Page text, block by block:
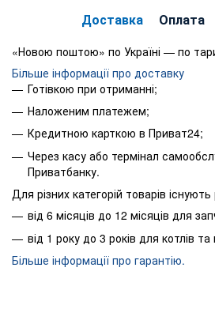
Доставка Оплата
«Новою поштою» по Україні — по
Більше інформації про доставку
Готівкою при отриманні;
Наложеним платежем;
Кредитною карткою в Приват24;
Через касу або термінал
Приватбанку.
Для різних категорій товарів існують
від 6 місяців до 12 місяців для
від 1 року до 3 років для котлів
Більше інформації про гарантію.